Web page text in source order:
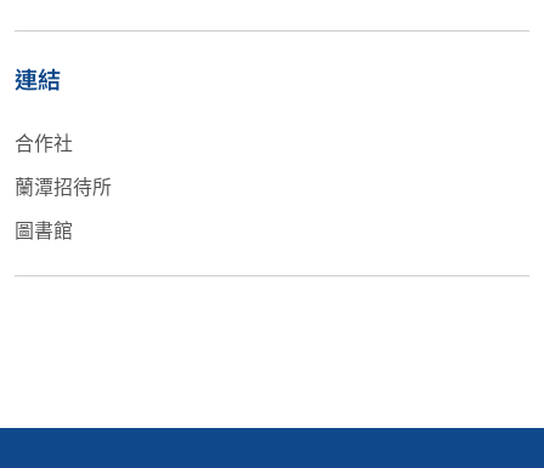
連結
合作社
蘭潭招待所
圖書館